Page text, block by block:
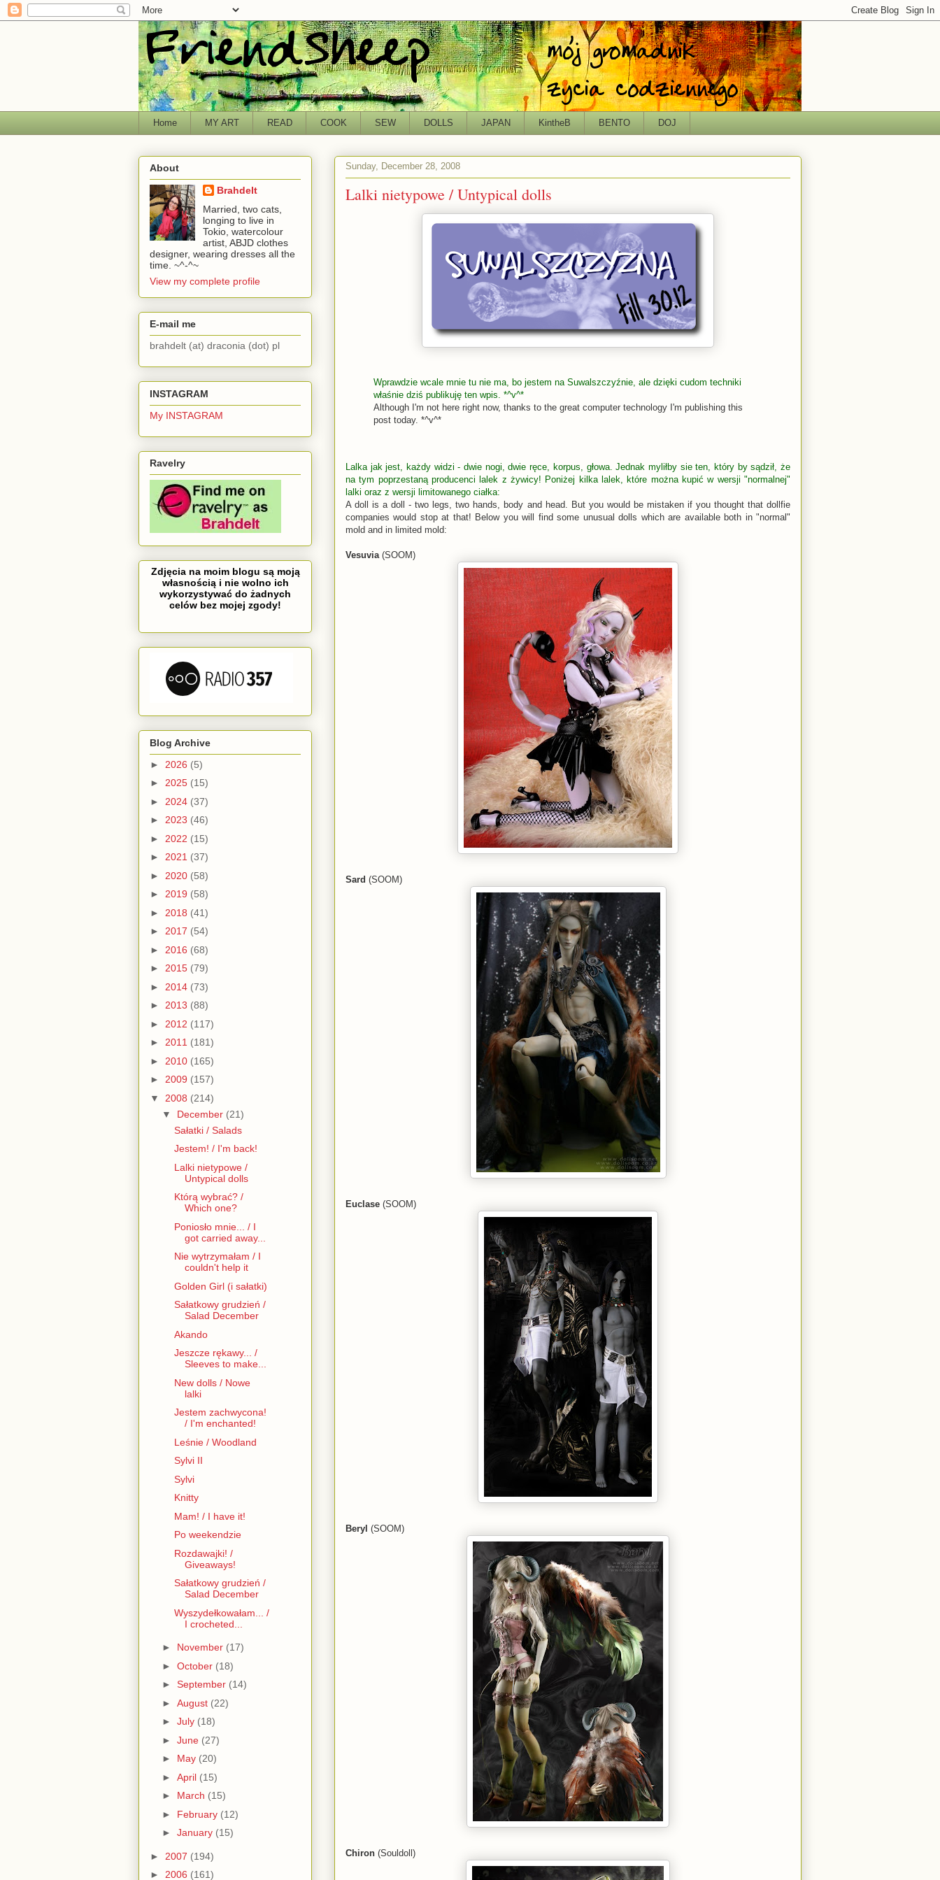
Home MY ART READ COOK SEW DOLLS JAPAN KintheB BENTO DOJ
Sunday, December 28, 2008
Lalki nietypowe / Untypical dolls
Wprawdzie wcale mnie tu nie ma, bo jestem na Suwalszczyźnie, ale dzięki cudom techniki
właśnie dziś publikuję ten wpis. *^v^*
Although I'm not here right now, thanks to the great computer technology I'm publishing this
post today. *^v^*
Lalka jak jest, każdy widzi - dwie nogi, dwie ręce, korpus, głowa. Jednak myliłby sie ten, który by sądził, że
na tym poprzestaną producenci lalek z żywicy! Poniżej kilka lalek, które można kupić w wersji "normalnej"
lalki oraz z wersji limitowanego ciałka:
A doll is a doll - two legs, two hands, body and head. But you would be mistaken if you thought that dollfie
companies would stop at that! Below you will find some unusual dolls which are available both in "normal"
mold and in limited mold:
Vesuvia (SOOM)
Sard (SOOM)
Euclase (SOOM)
Beryl (SOOM)
Chiron (Souldoll)
About
Brahdelt
Married, two cats,
longing to live in
Tokio, watercolour
artist, ABJD clothes
designer, wearing dresses all the
time. ~^-^~
View my complete profile
E-mail me
brahdelt (at) draconia (dot) pl
INSTAGRAM
My INSTAGRAM
Ravelry
Zdjęcia na moim blogu są moją
własnością i nie wolno ich
wykorzystywać do żadnych
celów bez mojej zgody!
Blog Archive
► 2026 (5)
► 2025 (15)
► 2024 (37)
► 2023 (46)
► 2022 (15)
► 2021 (37)
► 2020 (58)
► 2019 (58)
► 2018 (41)
► 2017 (54)
► 2016 (68)
► 2015 (79)
► 2014 (73)
► 2013 (88)
► 2012 (117)
► 2011 (181)
► 2010 (165)
► 2009 (157)
▼ 2008 (214)
▼ December (21)
Sałatki / Salads
Jestem! / I'm back!
Lalki nietypowe /
Untypical dolls
Którą wybrać? /
Which one?
Poniosło mnie... / I
got carried away...
Nie wytrzymałam / I
couldn't help it
Golden Girl (i sałatki)
Sałatkowy grudzień /
Salad December
Akando
Jeszcze rękawy... /
Sleeves to make...
New dolls / Nowe
lalki
Jestem zachwycona!
/ I'm enchanted!
Leśnie / Woodland
Sylvi II
Sylvi
Knitty
Mam! / I have it!
Po weekendzie
Rozdawajki! /
Giveaways!
Sałatkowy grudzień /
Salad December
Wyszydełkowałam... /
I crocheted...
► November (17)
► October (18)
► September (14)
► August (22)
► July (18)
► June (27)
► May (20)
► April (15)
► March (15)
► February (12)
► January (15)
► 2007 (194)
► 2006 (161)